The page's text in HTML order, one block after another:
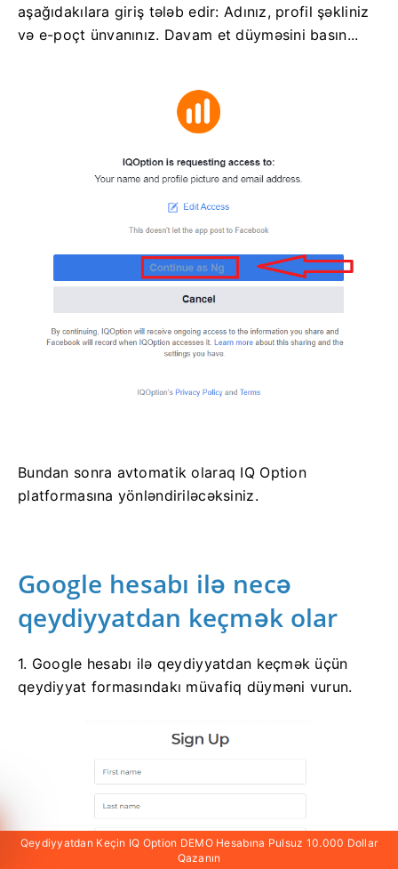
aşağıdakılara giriş tələb edir: Adınız, profil şəkliniz
və e-poçt ünvanınız. Davam et düyməsini basın...
Bundan sonra avtomatik olaraq IQ Option
platformasına yönləndiriləcəksiniz.
Google hesabı ilə necə
qeydiyyatdan keçmək olar
1. Google hesabı ilə qeydiyyatdan keçmək üçün
qeydiyyat formasındakı müvafiq düyməni vurun.
Qeydiyyatdan Keçin IQ Option DEMO Hesabına Pulsuz 10.000 Dollar
Qazanın